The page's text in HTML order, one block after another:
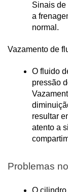
Sinais de
a
normal.
Vazamento de
O fluido
pressão
resultar
atento a
Problemas